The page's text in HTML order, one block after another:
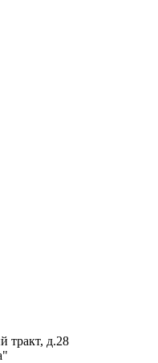
тракт, д.28